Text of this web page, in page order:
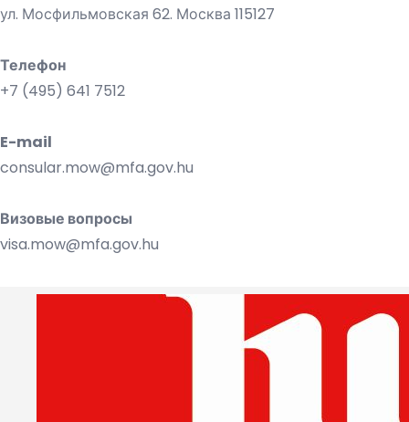
ул. Мосфильмовская 62. Москва 115127
Телефон
+7 (495) 641 7512
E-mail
consular.mow@mfa.gov.hu
Визовые вопросы
visa.mow@mfa.gov.hu